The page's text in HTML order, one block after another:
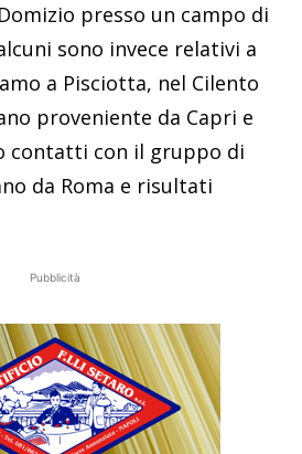
presso un campo di
sono invece relativi a
a Pisciotta, nel Cilento
proveniente da Capri e
contatti con il gruppo di
da Roma e risultati
Pubblicità